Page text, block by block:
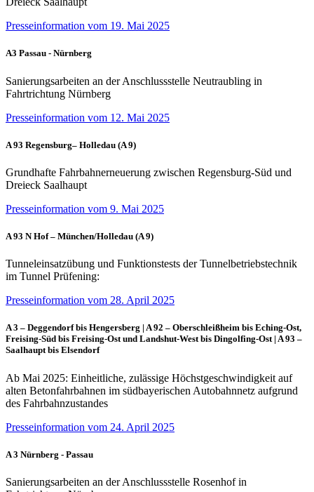
Presseinformation vom 19. Mai 2025
A3 Passau - Nürnberg
Sanierungsarbeiten an der Anschlussstelle Neutraubling in
Fahrtrichtung Nürnberg
Presseinformation vom 12. Mai 2025
A 93 Regensburg– Holledau (A 9)
Grundhafte Fahrbahnerneuerung zwischen Regensburg-Süd und
Dreieck Saalhaupt
Presseinformation vom 9. Mai 2025
A 93 N Hof – München/Holledau (A 9)
Tunneleinsatzübung und Funktionstests der Tunnelbetriebstechnik
im Tunnel Prüfening:
Presseinformation vom 28. April 2025
A 3 – Deggendorf bis Hengersberg | A 92 – Oberschleißheim bis Eching-Ost,
Freising-Süd bis Freising-Ost und Landshut-West bis Dingolfing-Ost | A 93 –
Saalhaupt bis Elsendorf
Ab Mai 2025: Einheitliche, zulässige Höchstgeschwindigkeit auf
alten Betonfahrbahnen im südbayerischen Autobahnnetz aufgrund
des Fahrbahnzustandes
Presseinformation vom 24. April 2025
A 3 Nürnberg - Passau
Sanierungsarbeiten an der Anschlussstelle Rosenhof in